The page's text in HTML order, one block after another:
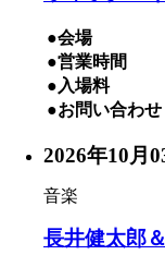
●会場
●営業時間
●入場料
●お問い合わせ
2026年10月
音楽
長井健太郎